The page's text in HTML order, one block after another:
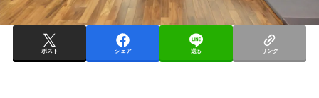
ポスト シェア 送る リンク